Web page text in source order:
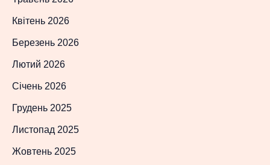
Квітень 2026
Березень 2026
Лютий 2026
Січень 2026
Грудень 2025
Листопад 2025
Жовтень 2025